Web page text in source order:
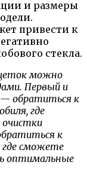
и размеры
привести к
стекла.
можно
Первый и
— обратиться к
где
очистки
к
где сможете
оптимальные